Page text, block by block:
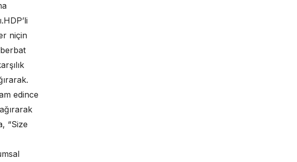
niçin
edince
“Size